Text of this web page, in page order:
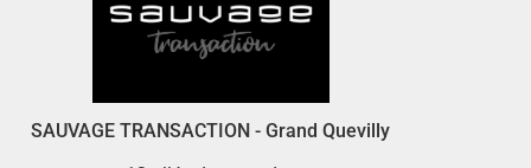
SAUVAGE TRANSACTION - Grand Quevilly